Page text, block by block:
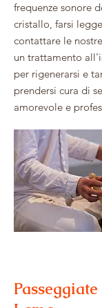
frequenze sonore
cristallo, farsi
contattare le
un trattamento
per rigenerarsi e
prendersi cura di
amorevole e